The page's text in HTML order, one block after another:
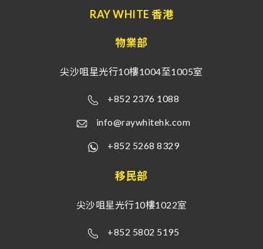
RAY WHITE 香港
物業部
尖沙咀星光行10樓1004至1005室
+852 2376 1088
info@raywhitehk.com
+852 5268 8329
移民部
尖沙咀星光行10樓1022室
+852 5802 5195